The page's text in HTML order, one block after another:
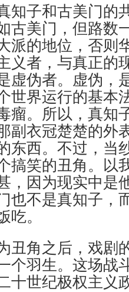
知子和古美门的
古美门，但路数
派的地位，否则
义者，与真正的
虚伪者。虚伪，
世界运行的基本
瘤。所以，真知
副衣冠楚楚的外
东西。不过，当
搞笑的丑角。以
，因为现实中是
也不是真知子，
。
丑角之后，戏剧
个羽生。这场战
十世纪极权主义